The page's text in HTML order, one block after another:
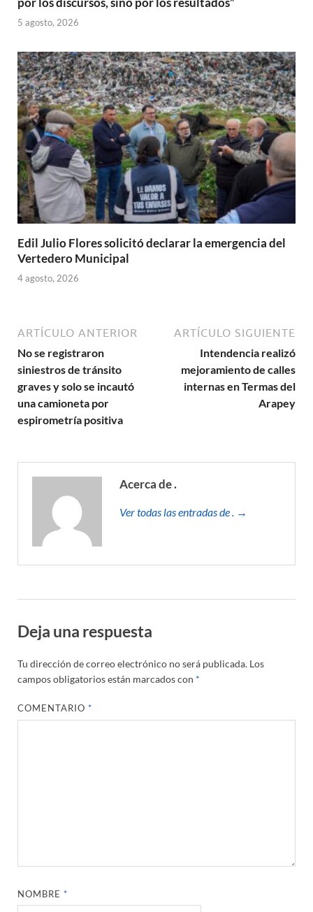
5 agosto, 2026
Edil Julio Flores solicitó declarar la emergencia del
Vertedero Municipal
4 agosto, 2026
ARTÍCULO ANTERIOR
No se registraron
siniestros de tránsito
graves y solo se incautó
una camioneta por
espirometría positiva
ARTÍCULO SIGUIENTE
Intendencia realizó
mejoramiento de calles
internas en Termas del
Arapey
Acerca de .
Ver todas las entradas de . →
Deja una respuesta
Tu dirección de correo electrónico no será publicada. Los
campos obligatorios están marcados con *
COMENTARIO*
NOMBRE*